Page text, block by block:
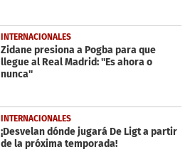
INTERNACIONALES
Zidane presiona a Pogba para que
llegue al Real Madrid: ''Es ahora o
nunca''
INTERNACIONALES
¡Desvelan dónde jugará De Ligt a partir
de la próxima temporada!